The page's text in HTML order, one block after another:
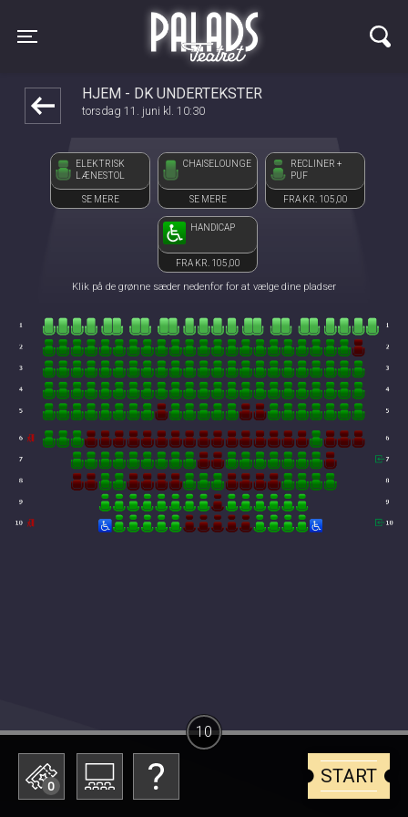
Toggle navigation
Palads Teatret
HJEM - DK UNDERTEKSTER
torsdag 11. juni kl. 10:30
ELEKTRISK
LÆNESTOL
SE MERE
CHAISELOUNGE
SE MERE
RECLINER +
PUF
FRA KR. 105,00
HANDICAP
FRA KR. 105,00
Klik på de grønne sæder nedenfor for at vælge dine pladser
0 START
10
front03-cc 125511